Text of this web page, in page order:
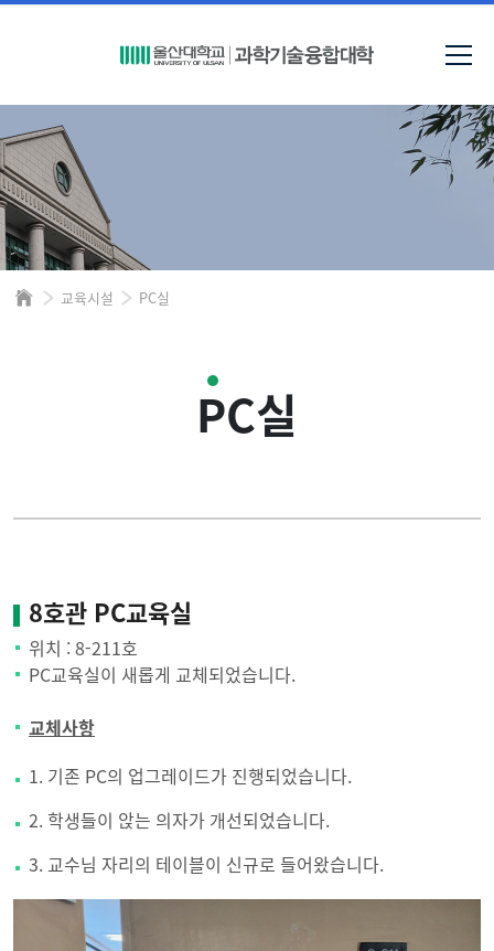
교육시설 PC실
PC실
8호관 PC교육실
위치 : 8-211호
PC교육실이 새롭게 교체되었습니다.
교체사항
1. 기존 PC의 업그레이드가 진행되었습니다.
2. 학생들이 앉는 의자가 개선되었습니다.
3. 교수님 자리의 테이블이 신규로 들어왔습니다.